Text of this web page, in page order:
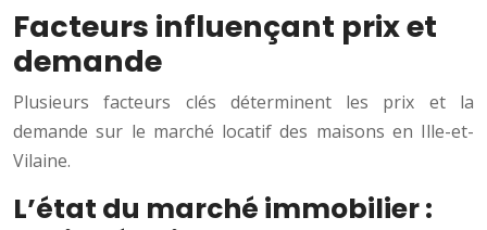
Facteurs influençant prix et
demande
Plusieurs facteurs clés déterminent les prix et la
demande sur le marché locatif des maisons en Ille-et-
Vilaine.
L’état du marché immobilier :